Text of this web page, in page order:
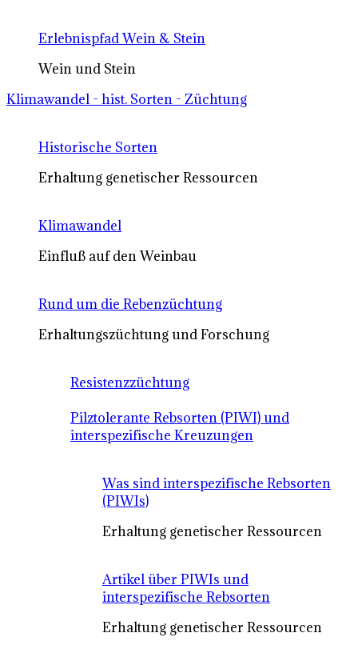
Erlebnispfad Wein & Stein
Wein und Stein
Klimawandel - hist. Sorten - Züchtung
Historische Sorten
Erhaltung genetischer Ressourcen
Klimawandel
Einfluß auf den Weinbau
Rund um die Rebenzüchtung
Erhaltungszüchtung und Forschung
Resistenzzüchtung
Pilztolerante Rebsorten (PIWI) und
interspezifische Kreuzungen
Was sind interspezifische Rebsorten
(PIWIs)
Erhaltung genetischer Ressourcen
Artikel über PIWIs und
interspezifische Rebsorten
Erhaltung genetischer Ressourcen